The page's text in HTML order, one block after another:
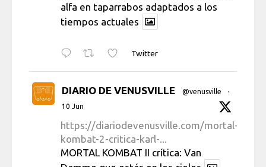
alfa en taparrabos adaptados a los
tiempos actuales
Twitter
DIARIO DE VENUSVILLE @venusville
·
10 Jun
https://diariodevenusville.com/mortal-
kombat-2-critica-karl-...
MORTAL KOMBAT II crítica: Van